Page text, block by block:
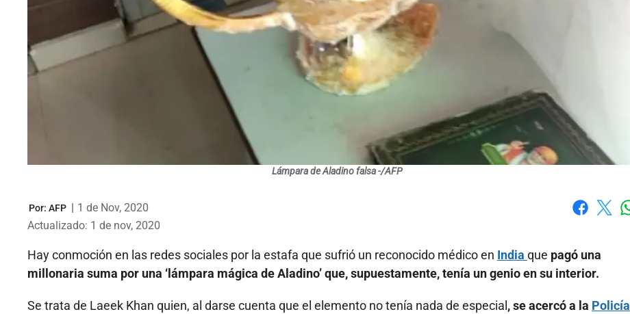
Lámpara de Aladino falsa -/AFP
Por: AFP | 1 de Nov, 2020
Actualizado: 1 de nov, 2020
Hay conmoción en las redes sociales por la estafa que sufrió un reconocido médico en India que pagó una
millonaria suma por una ‘lámpara mágica de Aladino’ que, supuestamente, tenía un genio en su interior.
Se trata de Laeek Khan quien, al darse cuenta que el elemento no tenía nada de especial , se acercó a la Policía